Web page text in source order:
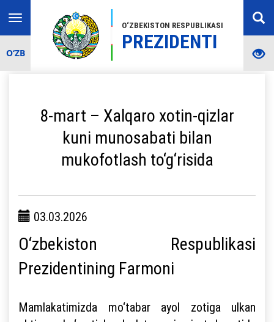
O‘ZBEKISTON RESPUBLIKASI
PREZIDENTI
Toggle
navigation
O‘ZB
8-mart – Xalqaro xotin-qizlar
kuni munosabati bilan
mukofotlash to‘g‘risida
03.03.2026
O‘zbekiston Respublikasi
Prezidentining Farmoni
Mamlakatimizda mo‘tabar ayol zotiga ulkan